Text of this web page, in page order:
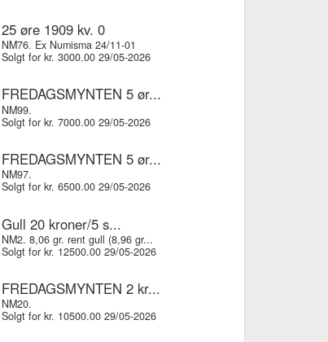
25 øre 1909 kv. 0
NM76. Ex Numisma 24/11-01
Solgt for kr. 3000.00 29/05-2026
FREDAGSMYNTEN 5 ør...
NM99.
Solgt for kr. 7000.00 29/05-2026
FREDAGSMYNTEN 5 ør...
NM97.
Solgt for kr. 6500.00 29/05-2026
Gull 20 kroner/5 s...
NM2. 8,06 gr. rent gull (8,96 gr...
Solgt for kr. 12500.00 29/05-2026
FREDAGSMYNTEN 2 kr...
NM20.
Solgt for kr. 10500.00 29/05-2026